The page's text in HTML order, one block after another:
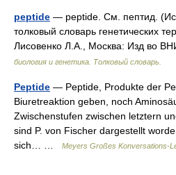
peptide — peptide. См. пептид.
толковый словарь генетических
Лисовенко Л.А., Москва: Изд во
биология и генетика. Толковый словарь.
Peptide — Peptide, Produkte der
Biuretreaktion geben, noch
Zwischenstufen zwischen letztern
sind P. von Fischer dargestellt
sich… …
Meyers Großes Konversations-